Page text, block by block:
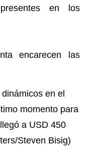
en los
encarecen las